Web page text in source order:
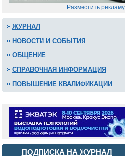
Разместить рекламу
ЖУРНАЛ
НОВОСТИ И СОБЫТИЯ
ОБЩЕНИЕ
СПРАВОЧНАЯ ИНФОРМАЦИЯ
ПОВЫШЕНИЕ КВАЛИФИКАЦИИ
ПОДПИСКА НА ЖУРНАЛ